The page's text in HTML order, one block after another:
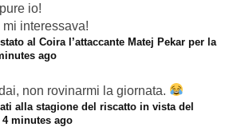
io!
interessava!
al Coira l’attaccante Matej Pekar per la
ago
non rovinarmi la giornata.
alla stagione del riscatto in vista del
4 minutes ago